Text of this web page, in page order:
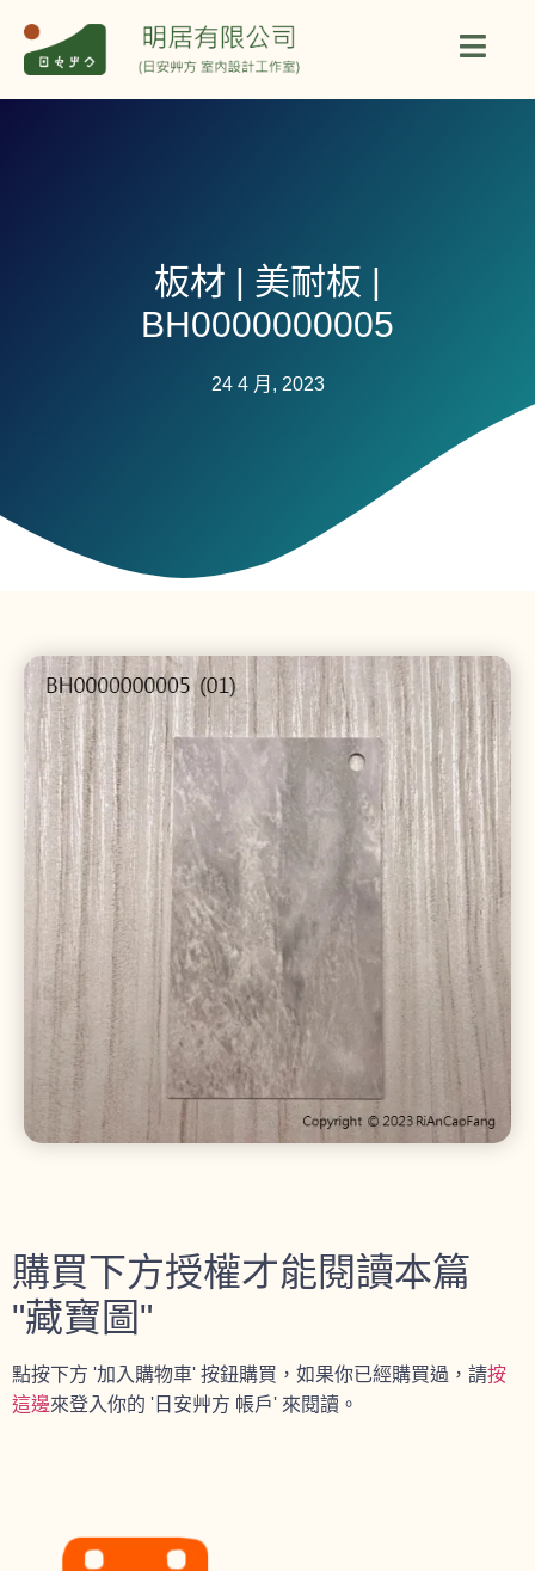
板材 | 美耐板 |
BH0000000005
24 4 月, 2023
購買下方授權才能閱讀本篇
"藏寶圖"
點按下方 '加入購物車' 按鈕購買，如果你已經購買過，請按
這邊來登入你的 '日安艸方 帳戶' 來閱讀。